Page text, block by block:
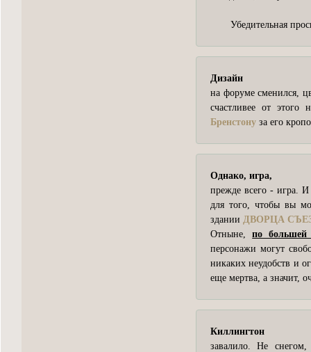
Убедительная
Дизайн
на форуме сменился,
счастливее от
Бренстону за его
Однако, игра,
прежде всего - игра.
для того, чтобы вы
здании ДВОРЦА
Отныне,по большей
персонажи могут
никаких неудобств и
еще мертва, а значит,
Киллингтон
завалило. Не